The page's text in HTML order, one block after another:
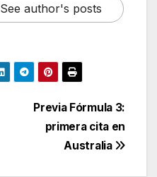
See author's posts
Previa Fórmula 3:
primera cita en
Australia